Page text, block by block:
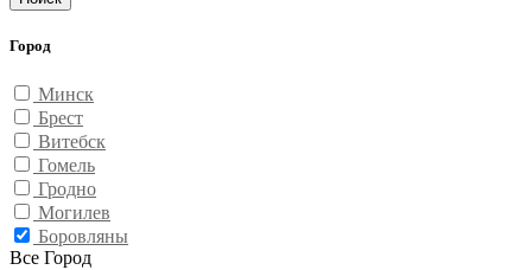
Город
Минск
Брест
Витебск
Гомель
Гродно
Могилев
Боровляны
Все Город